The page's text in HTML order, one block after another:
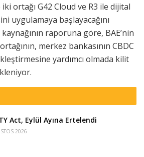
ortağı G42 Cloud ve R3 ile dijital
uygulamaya başlayacağını
raporuna göre, BAE’nin
merkez bankasının CBDC
yardımcı olmada kilit
Act, Eylül Ayına Ertelendi
2026